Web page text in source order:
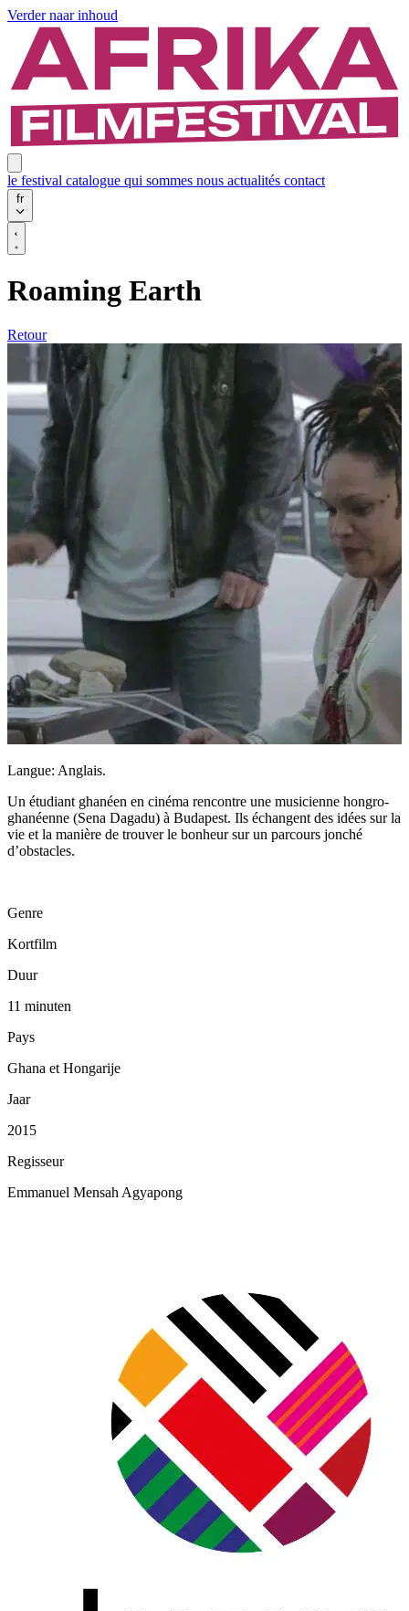
Verder naar inhoud
le festival catalogue qui sommes nous actualités contact
fr
Roaming Earth
Retour
Langue: Anglais.
Un étudiant ghanéen en cinéma rencontre une musicienne hongro-
ghanéenne (Sena Dagadu) à Budapest. Ils échangent des idées sur la
vie et la manière de trouver le bonheur sur un parcours jonché
d’obstacles.
Genre
Kortfilm
Duur
11 minuten
Pays
Ghana et Hongarije
Jaar
2015
Regisseur
Emmanuel Mensah Agyapong